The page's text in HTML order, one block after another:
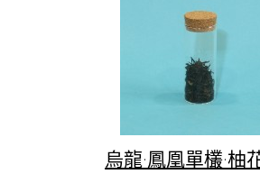
烏龍·鳳凰單欉·柚